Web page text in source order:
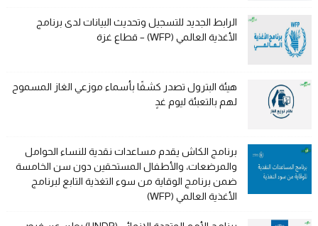
الرابط الجديد للتسجيل وتحديث البيانات لدى برنامج
الأغذية العالمي (WFP) – قطاع غزة
هيئة البترول تصدر كشفًا بأسماء موزعي الغاز المسموح
لهم بالتعبئة ليوم غدٍ
برنامج الكاش يقدم مساعدات نقدية للنساء الحوامل
والمرضعات، والأطفال المستحقين دون سن الخامسة
ضمن برنامج الوقاية من سوء التغذية التابع لبرنامج
الأغذية العالمي (WFP)